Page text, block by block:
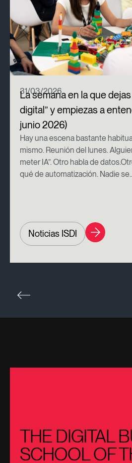
31/03/2026
La semana en la que
digital” y empiezas a
junio 2026)
Hay una escena bastante
mismo. Reunión del lunes.
meter IA”. Otro habla de
qué de automatización. Nadie
Noticias ISDI
THE DIGITAL
SCHOOL OF